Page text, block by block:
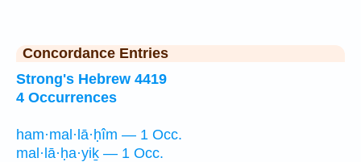
Concordance Entries
Strong's Hebrew 4419
4 Occurrences
ham·mal·lā·ḥîm — 1 Occ.
mal·lā·ḥa·yiḵ — 1 Occ.